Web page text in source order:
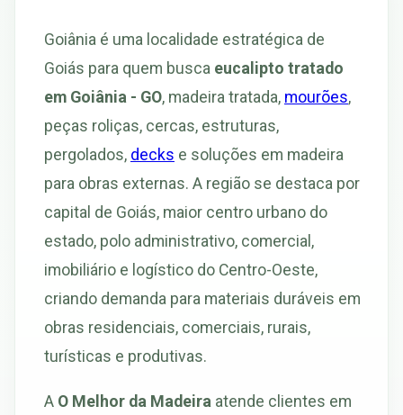
Goiânia é uma localidade estratégica de
Goiás para quem busca eucalipto tratado
em Goiânia - GO, madeira tratada, mourões,
peças roliças, cercas, estruturas,
pergolados, decks e soluções em madeira
para obras externas. A região se destaca por
capital de Goiás, maior centro urbano do
estado, polo administrativo, comercial,
imobiliário e logístico do Centro-Oeste,
criando demanda para materiais duráveis em
obras residenciais, comerciais, rurais,
turísticas e produtivas.
A O Melhor da Madeira atende clientes em